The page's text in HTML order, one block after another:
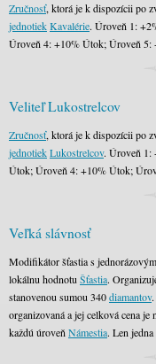
Zručnosť, ktorá je k dispozícii po
jednotiekKavalérie. Úroveň 1:
Úroveň 4: +10% Útok; Úroveň 5:
Veliteľ Lukostrelcov
Zručnosť, ktorá je k dispozícii po
jednotiekLukostrelcov. Úroveň 1:
Útok; Úroveň 4: +10% Útok;
Veľká slávnosť
Modifikátor šťastia s
lokálnu hodnotu Šťastia.
stanovenou sumou 340diamantov
organizovaná a jej celková cena
každú úroveň Námestia. Len